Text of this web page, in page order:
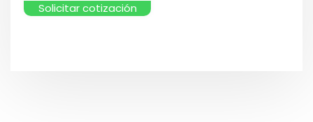
Solicitar cotización